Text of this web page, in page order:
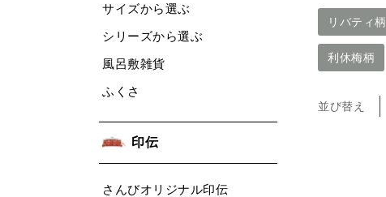
サイズから選ぶ
シリーズから選ぶ
風呂敷雑貨
ふくさ
印伝
さんびオリジナル印伝
リバティ柄
利休梅柄
並び替え